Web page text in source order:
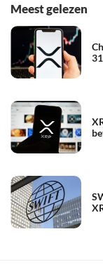
Meest gelezen